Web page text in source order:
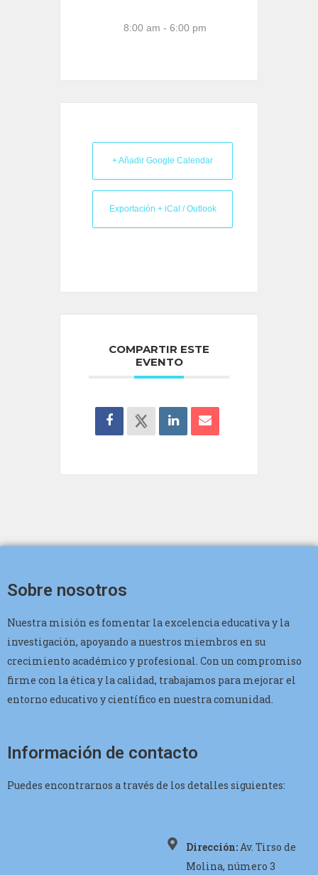
8:00 am - 6:00 pm
+ Añadir Google Calendar
Exportación + iCal / Outlook
COMPARTIR ESTE
EVENTO
Sobre nosotros
Nuestra misión es fomentar la excelencia educativa y la
investigación, apoyando a nuestros miembros en su
crecimiento académico y profesional. Con un compromiso
firme con la ética y la calidad, trabajamos para mejorar el
entorno educativo y científico en nuestra comunidad.
Información de contacto
Puedes encontrarnos a través de los detalles siguientes:
Dirección:Av. Tirso de
Molina, número 3